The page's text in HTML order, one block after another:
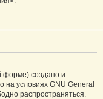
форме) создано и
на условиях GNU General
распространяться.